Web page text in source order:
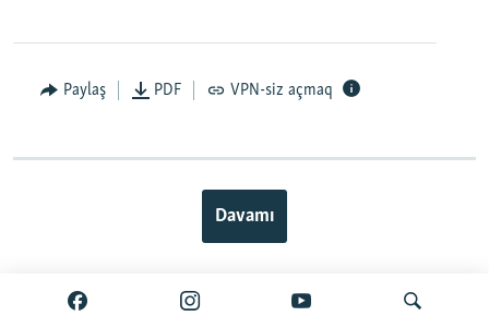
Paylaş PDF VPN-siz açmaq
Davamı